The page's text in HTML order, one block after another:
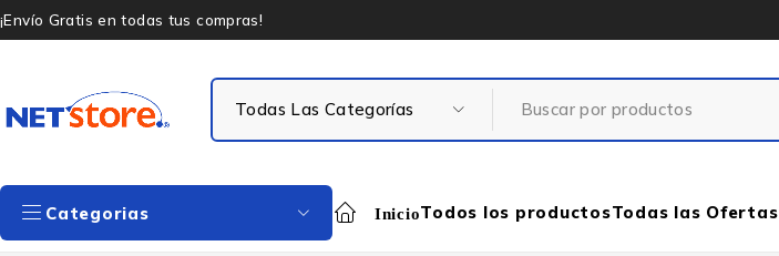
¡Envío Gratis en todas tus compras!
Categorias InicioTodos los productosTodas las Ofertas